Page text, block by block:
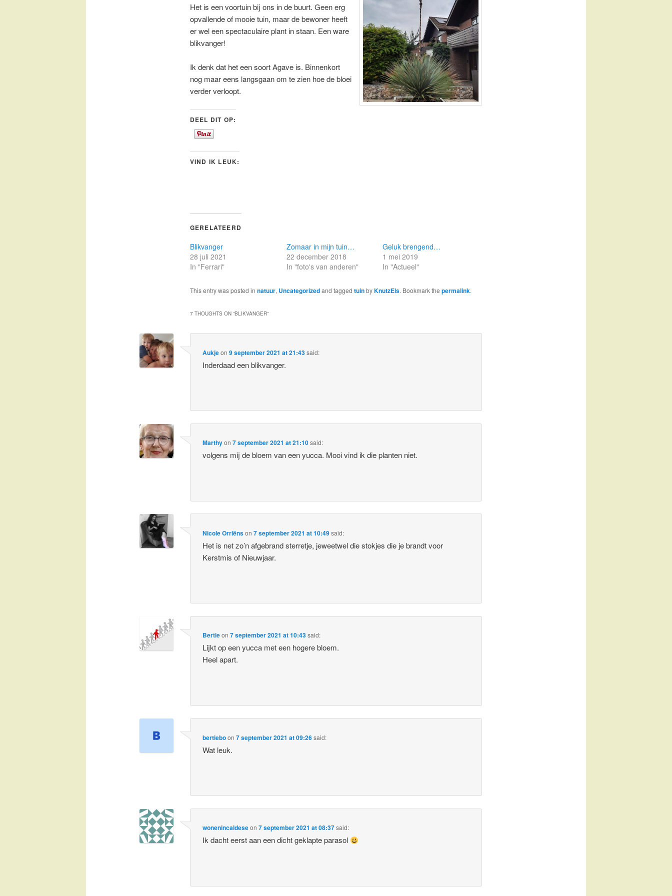
Het is een voortuin bij ons in de buurt. Geen erg
opvallende of mooie tuin, maar de bewoner heeft
er wel een spectaculaire plant in staan. Een ware
blikvanger!
Ik denk dat het een soort Agave is. Binnenkort
nog maar eens langsgaan om te zien hoe de bloei
verder verloopt.
DEEL DIT OP:
VIND IK LEUK:
GERELATEERD
Blikvanger
28 juli 2021
In "Ferrari"
Zomaar in mijn tuin…
22 december 2018
In "foto's van anderen"
Geluk brengend…
1 mei 2019
In "Actueel"
This entry was posted in natuur, Uncategorizedand tagged tuinbyKnutzEls. Bookmark the permalink.
7 THOUGHTS ON “BLIKVANGER”
Aukjeon9 september 2021 at 21:43said:
Inderdaad een blikvanger.
Marthyon7 september 2021 at 21:10said:
volgens mij de bloem van een yucca. Mooi vind ik die planten niet.
Nicole Orriënson7 september 2021 at 10:49said:
Het is net zo’n afgebrand sterretje, jeweetwel die stokjes die je brandt voor
Kerstmis of Nieuwjaar.
Bertieon7 september 2021 at 10:43said:
Lijkt op een yucca met een hogere bloem.
Heel apart.
bertieboon7 september 2021 at 09:26said:
Wat leuk.
wonenincaldeseon7 september 2021 at 08:37said:
Ik dacht eerst aan een dicht geklapte parasol